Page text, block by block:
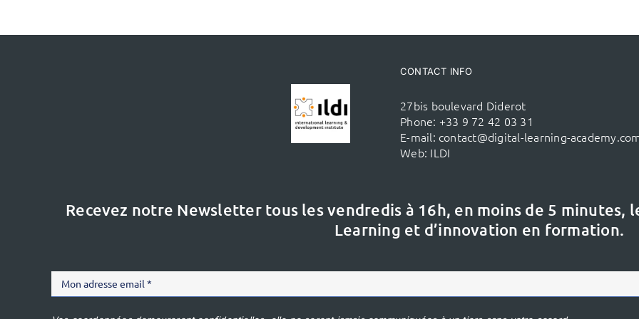
CONTACT INFO
27bis boulevard Diderot
Phone: +33 9 72 42 03 31
E-mail: contact@digital-learning-
Web: ILDI
Recevez notre Newsletter tous les vendredis à 16h, en moins de 5 minutes,
Learning et d’innovation en formation.